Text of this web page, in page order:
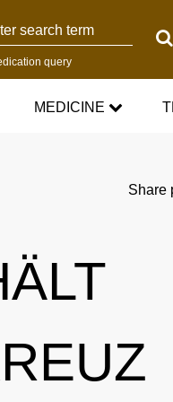
query
MEDICINE
sport
Testing
Participants
Share